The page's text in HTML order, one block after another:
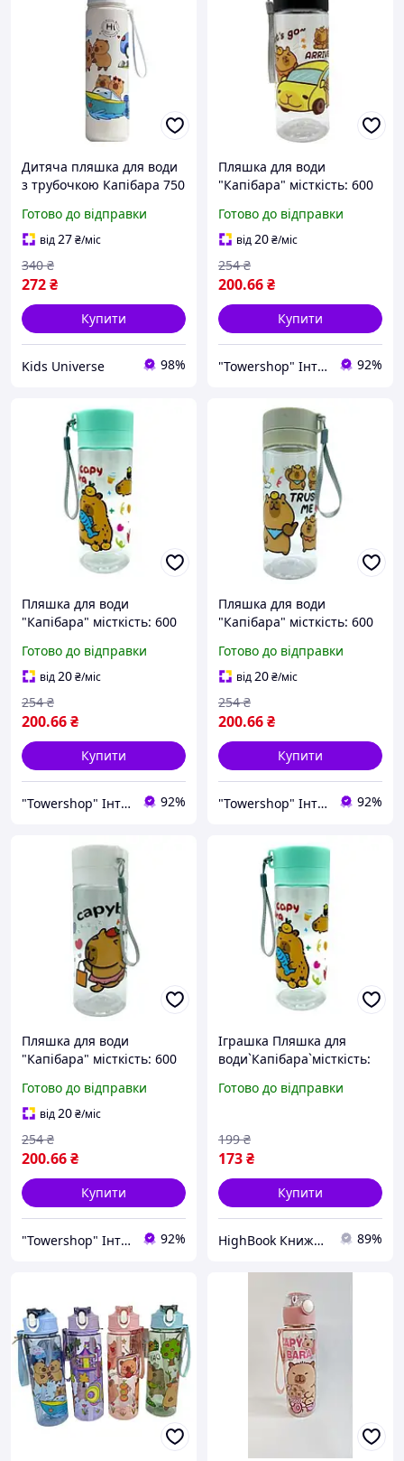
Дитяча пляшка для води
з трубочкою Капібара 750
Готово до відправки
від27₴/міс
272₴
340 ₴
Купити
Kids Universe 98%
Пляшка для води
"Капібара" місткість: 600
пакеті (ЧОРНИЙ)
Готово до відправки
від20₴/міс
200.66₴
254 ₴
Купити
"Towershop" Інтернет-магазин 92%
Пляшка для води
"Капібара" місткість: 600
пакеті (МʼЯТНИЙ)
Готово до відправки
від20₴/міс
200.66₴
254 ₴
Купити
"Towershop" Інтернет-магазин 92%
Пляшка для води
"Капібара" місткість: 600
пакеті (БЕЖЕВИЙ)
Готово до відправки
від20₴/міс
200.66₴
254 ₴
Купити
"Towershop" Інтернет-магазин 92%
Пляшка для води
"Капібара" місткість: 600
пакеті (БІЛИЙ)
Готово до відправки
від20₴/міс
200.66₴
254 ₴
Купити
"Towershop" Інтернет-магазин 92%
Іграшка Пляшка для
води`Капібара`місткість:
фільтр, в пакеті (М?
Готово до відправки
173₴
199 ₴
Купити
HighBook Книжкова крамниця 89%